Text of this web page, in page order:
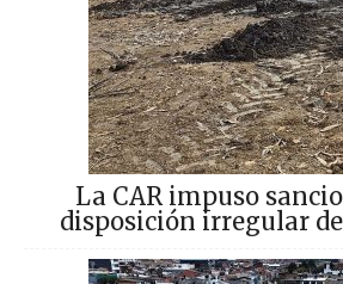
La CAR impuso
disposición irregular